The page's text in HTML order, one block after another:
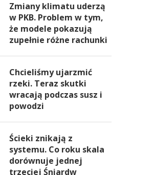
Zmiany klimatu uderzą
w PKB. Problem w tym,
że modele pokazują
zupełnie różne rachunki
Chcieliśmy ujarzmić
rzeki. Teraz skutki
wracają podczas susz i
powodzi
Ścieki znikają z
systemu. Co roku skala
dorównuje jednej
trzeciej Śniardw